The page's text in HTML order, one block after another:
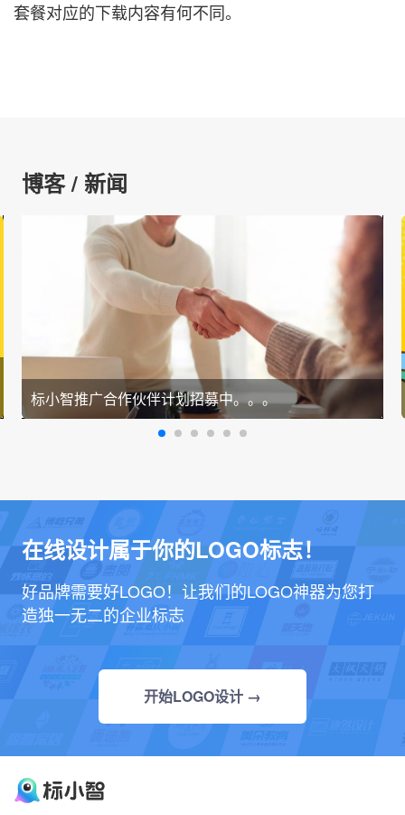
套餐对应的下载内容有何不同。
博客 / 新闻
标小智推广合作伙伴计划招募中。。。
在线设计属于你的LOGO标志！
好品牌需要好LOGO！让我们的LOGO神器为您打
造独一无二的企业标志
开始LOGO设计 →